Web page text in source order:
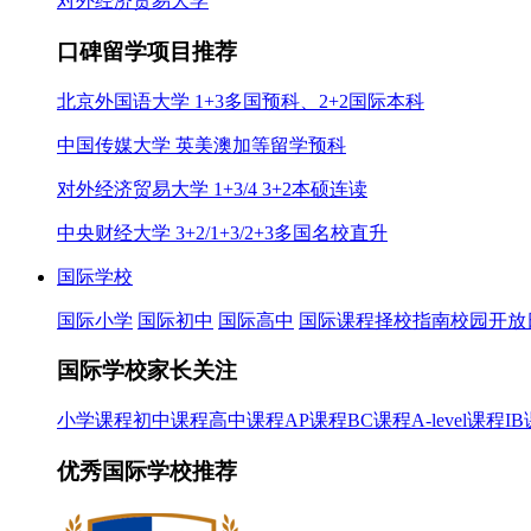
口碑留学项目推荐
北京外国语大学 1+3多国预科、2+2国际本科
中国传媒大学 英美澳加等留学预科
对外经济贸易大学 1+3/4 3+2本硕连读
中央财经大学 3+2/1+3/2+3多国名校直升
国际学校
国际小学 国际初中 国际高中 国际课程择校指南校园开放
国际学校家长关注
小学课程初中课程高中课程AP课程BC课程A-level课程IB
优秀国际学校推荐